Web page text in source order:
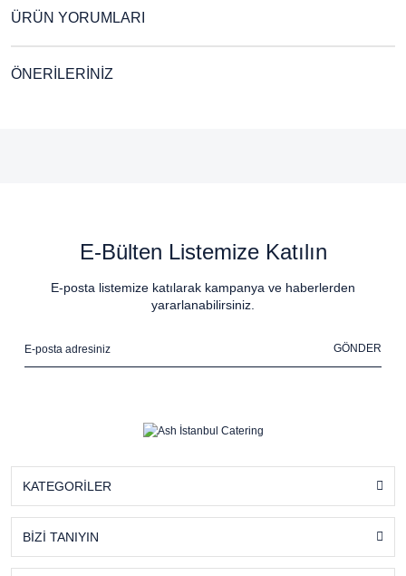
ÜRÜN YORUMLARI
ÖNERİLERİNİZ
E-Bülten Listemize Katılın
E-posta listemize katılarak kampanya ve haberlerden
yararlanabilirsiniz.
GÖNDER
KATEGORİLER
BİZİ TANIYIN